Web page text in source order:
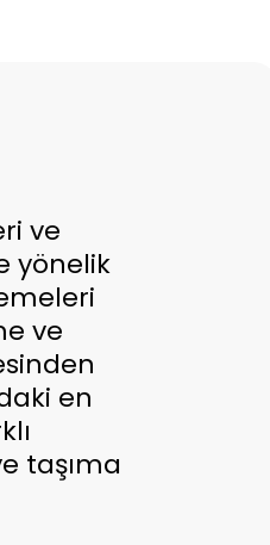
ve
yönelik
ve
en
taşıma